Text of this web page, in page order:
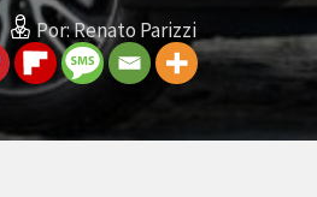
Por: Renato Parizzi